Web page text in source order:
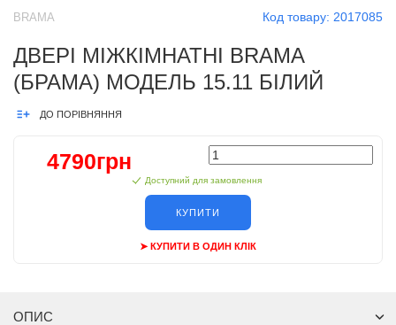
Код товару: 2017085
BRAMA
ДВЕРІ МІЖКІМНАТНІ BRAMA
(БРАМА) МОДЕЛЬ 15.11 БІЛИЙ
ДО ПОРІВНЯННЯ
4790грн
Доступний для замовлення
КУПИТИ
➤ КУПИТИ В ОДИН КЛІК
ОПИС